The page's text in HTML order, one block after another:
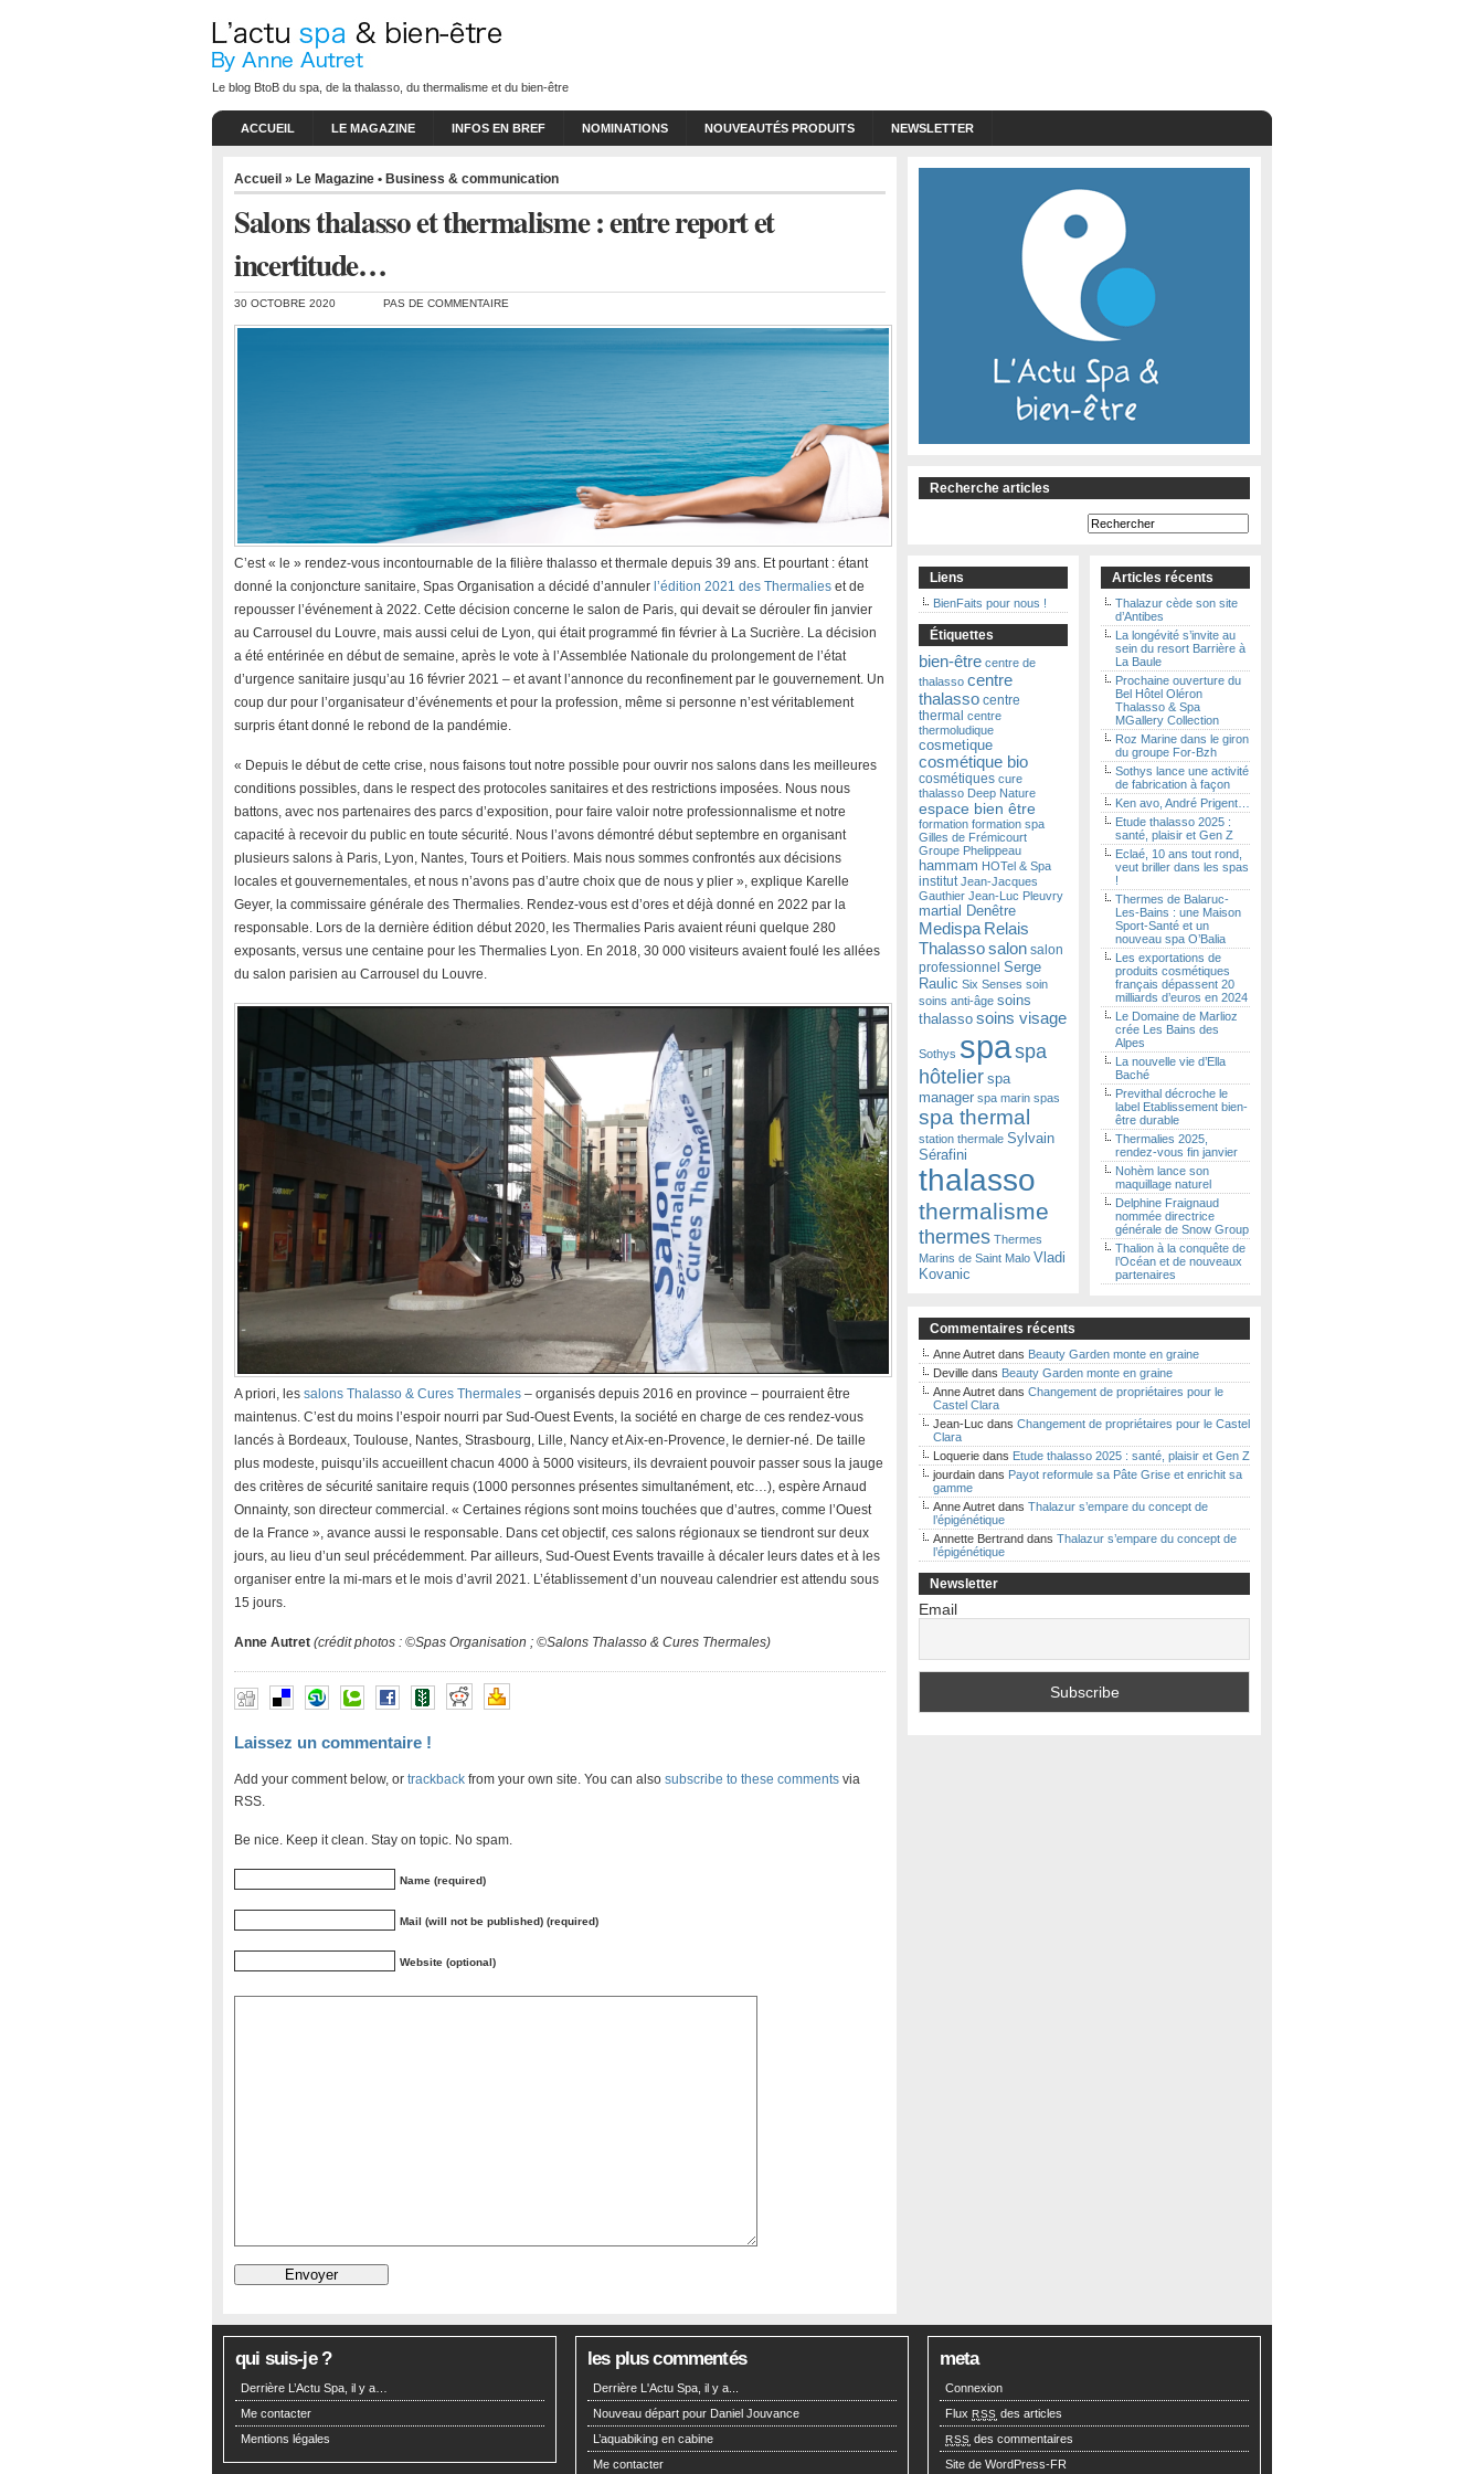
Le blog BtoB du spa, de la thalasso, du thermalisme et du bien-être
ACCUEIL LE MAGAZINE INFOS EN BREF NOMINATIONS NOUVEAUTÉS PRODUITS NEWSLETTER
Accueil » Le Magazine • Business & communication
Salons thalasso et thermalisme : entre report et
incertitude…
30 OCTOBRE 2020 PAS DE COMMENTAIRE
C’est « le » rendez-vous incontournable de la filière thalasso et thermale depuis 39 ans. Et pourtant : étant
donné la conjoncture sanitaire, Spas Organisation a décidé d’annuler l’édition 2021 des Thermalies et de
repousser l’événement à 2022. Cette décision concerne le salon de Paris, qui devait se dérouler fin janvier
au Carrousel du Louvre, mais aussi celui de Lyon, qui était programmé fin février à La Sucrière. La décision
a été entérinée en début de semaine, après le vote à l’Assemblée Nationale du prolongement de l’état
d’urgence sanitaire jusqu’au 16 février 2021 – et avant l’annonce du reconfinement par le gouvernement. Un
coup dur pour l’organisateur d’événements et pour la profession, même si personne n’est véritablement
surpris étant donné le rebond de la pandémie.
« Depuis le début de cette crise, nous faisons tout notre possible pour ouvrir nos salons dans les meilleures
conditions possibles, dans le respect des protocoles sanitaires et des restrictions imposées. Nous nous
battons, avec nos partenaires des parcs d’exposition, pour faire valoir notre professionnalisme et notre
capacité à recevoir du public en toute sécurité. Nous l’avons démontré début septembre en organisant
plusieurs salons à Paris, Lyon, Nantes, Tours et Poitiers. Mais nous sommes confrontés aux décisions
locales et gouvernementales, et nous n’avons pas d’autre choix que de nous y plier », explique Karelle
Geyer, la commissaire générale des Thermalies. Rendez-vous est d’ores et déjà donné en 2022 par la
responsable. Lors de la dernière édition début 2020, les Thermalies Paris avaient réuni quelque 280
exposants, versus une centaine pour les Thermalies Lyon. En 2018, 30 000 visiteurs avaient foulé les allées
du salon parisien au Carrousel du Louvre.
A priori, les salons Thalasso & Cures Thermales – organisés depuis 2016 en province – pourraient être
maintenus. C’est du moins l’espoir nourri par Sud-Ouest Events, la société en charge de ces rendez-vous
lancés à Bordeaux, Toulouse, Nantes, Strasbourg, Lille, Nancy et Aix-en-Provence, le dernier-né. De taille
plus modeste, puisqu’ils accueillent chacun 4000 à 5000 visiteurs, ils devraient pouvoir passer sous la jauge
des critères de sécurité sanitaire requis (1000 personnes présentes simultanément, etc…), espère Arnaud
Onnainty, son directeur commercial. « Certaines régions sont moins touchées que d’autres, comme l’Ouest
de la France », avance aussi le responsable. Dans cet objectif, ces salons régionaux se tiendront sur deux
jours, au lieu d’un seul précédemment. Par ailleurs, Sud-Ouest Events travaille à décaler leurs dates et à les
organiser entre la mi-mars et le mois d’avril 2021. L’établissement d’un nouveau calendrier est attendu sous
15 jours.
Anne Autret (crédit photos : ©Spas Organisation ; ©Salons Thalasso & Cures Thermales)
Laissez un commentaire !
Add your comment below, or trackback from your own site. You can also subscribe to these comments via
RSS.
Be nice. Keep it clean. Stay on topic. No spam.
Name (required)
Mail (will not be published) (required)
Website (optional)
Recherche articles
Liens
BienFaits pour nous !
Étiquettes
bien-être centre de
thalasso centre
thalasso centre
thermal centre
thermoludique
cosmetique
cosmétique bio
cosmétiques cure
thalasso Deep Nature
espace bien être
formation formation spa
Gilles de Frémicourt
Groupe Phelippeau
hammam HOTel & Spa
institut Jean-Jacques
Gauthier Jean-Luc Pleuvry
martial Denêtre
Medispa Relais
Thalassosalon salon
professionnel Serge
Raulic Six Senses soin
soins anti-âge soins
thalasso soins visage
Sothys spaspa
hôtelier spa
manager spa marin spas
spa thermal
station thermale Sylvain
Sérafini
thalasso
thermalisme
thermes Thermes
Marins de Saint Malo Vladi
Kovanic
Articles récents
Thalazur cède son site
d’Antibes
La longévité s’invite au
sein du resort Barrière à
La Baule
Prochaine ouverture du
Bel Hôtel Oléron
Thalasso & Spa
MGallery Collection
Roz Marine dans le giron
du groupe For-Bzh
Sothys lance une activité
de fabrication à façon
Ken avo, André Prigent…
Etude thalasso 2025 :
santé, plaisir et Gen Z
Eclaé, 10 ans tout rond,
veut briller dans les spas
!
Thermes de Balaruc-
Les-Bains : une Maison
Sport-Santé et un
nouveau spa O’Balia
Les exportations de
produits cosmétiques
français dépassent 20
milliards d’euros en 2024
Le Domaine de Marlioz
crée Les Bains des
Alpes
La nouvelle vie d’Ella
Baché
Previthal décroche le
label Etablissement bien-
être durable
Thermalies 2025,
rendez-vous fin janvier
Nohèm lance son
maquillage naturel
Delphine Fraignaud
nommée directrice
générale de Snow Group
Thalion à la conquête de
l’Océan et de nouveaux
partenaires
Commentaires récents
Anne Autret dans Beauty Garden monte en graine
Deville dans Beauty Garden monte en graine
Anne Autret dans Changement de propriétaires pour le
Castel Clara
Jean-Luc dans Changement de propriétaires pour le Castel
Clara
Loquerie dans Etude thalasso 2025 : santé, plaisir et Gen Z
jourdain dans Payot reformule sa Pâte Grise et enrichit sa
gamme
Anne Autret dans Thalazur s’empare du concept de
l’épigénétique
Annette Bertrand dans Thalazur s’empare du concept de
l’épigénétique
Newsletter
Email
qui suis-je ?
Derrière L’Actu Spa, il y a…
Me contacter
Mentions légales
les plus commentés
Derrière L'Actu Spa, il y a...
Nouveau départ pour Daniel Jouvance
L’aquabiking en cabine
Me contacter
meta
Connexion
Flux RSS des articles
RSS des commentaires
Site de WordPress-FR